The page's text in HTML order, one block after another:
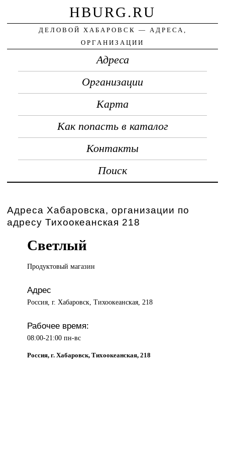
HBURG.RU
ДЕЛОВОЙ ХАБАРОВСК — АДРЕСА,
ОРГАНИЗАЦИИ
Адреса
Организации
Карта
Как попасть в каталог
Контакты
Поиск
Адреса Хабаровска, организации по
адресу Тихоокеанская 218
Светлый
Продуктовый магазин
Адрес
Россия, г. Хабаровск, Тихоокеанская, 218
Рабочее время:
08:00-21:00 пн-вс
Россия, г. Хабаровск, Тихоокеанская, 218